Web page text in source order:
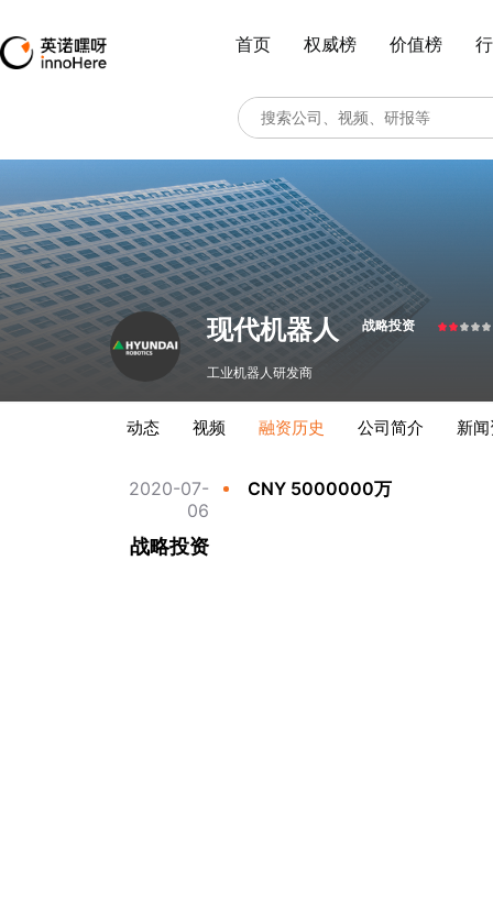
首页 权威榜 价值榜
现代机器人 战略投资
工业机器人研发商
动态 视频 融资历史 公司简介 新
2020-07-
06
战略投资
CNY 5000000万